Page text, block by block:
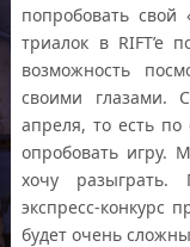
попробовать
триалок в RIFT’e
возможность
своими глазами.
апреля, то есть по
опробовать игру.
хочу разыграть.
экспресс-конкурс
будет очень